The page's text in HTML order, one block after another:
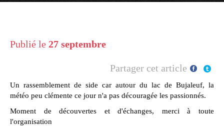
Publié le 27 septembre
Partager cet article
Un rassemblement de side car autour du lac de Bujaleuf, la
météo peu clémente ce jour n'a pas découragée les passionnés.
Moment de découvertes et d'échanges, merci à toute
l'organisation